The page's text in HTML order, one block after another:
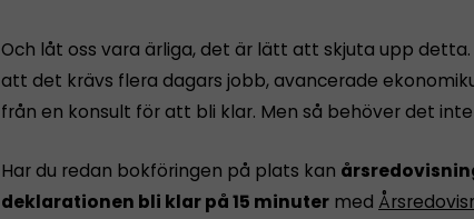
Och låt oss vara ärliga, det är lätt att skjuta upp
att det krävs flera dagars jobb, avancerade
från en konsult för att bli klar. Men så behöver det
Har du redan bokföringen på plats kan
deklarationen bli klar på 15 minuter med